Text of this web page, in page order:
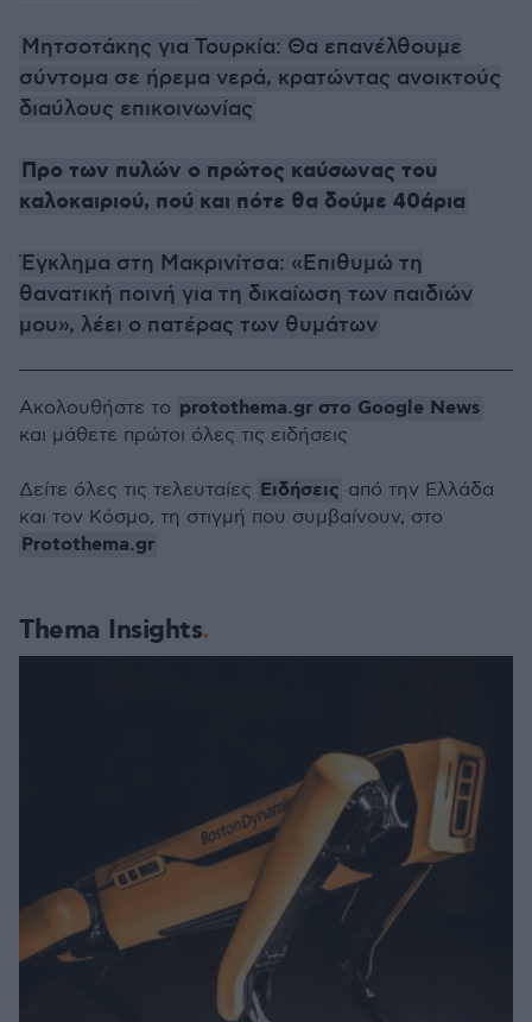
Μητσοτάκης για Τουρκία: Θα επανέλθουμε
σύντομα σε ήρεμα νερά, κρατώντας ανοικτούς
διαύλους επικοινωνίας
Προ των πυλών ο πρώτος καύσωνας του
καλοκαιριού, πού και πότε θα δούμε 40άρια
Έγκλημα στη Μακρινίτσα: «Επιθυμώ τη
θανατική ποινή για τη δικαίωση των παιδιών
μου», λέει ο πατέρας των θυμάτων
Thema Insights
Ακολουθήστε το protothema.gr στο Google News
και μάθετε πρώτοι όλες τις ειδήσεις
Δείτε όλες τις τελευταίες Ειδήσεις από την Ελλάδα
και τον Κόσμο, τη στιγμή που συμβαίνουν, στο
Protothema.gr